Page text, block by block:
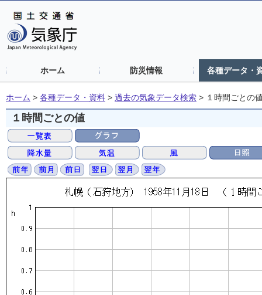
ホーム 防災情報 各種データ・
ホーム > 各種データ・資料 > 過去の気象データ検索 > １時間ごとの
１時間ごとの値